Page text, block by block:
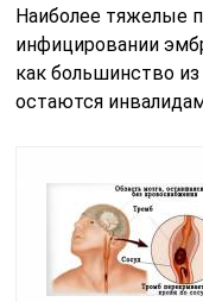
Наиболее тяжелые
инфицировании
как большинство
остаются